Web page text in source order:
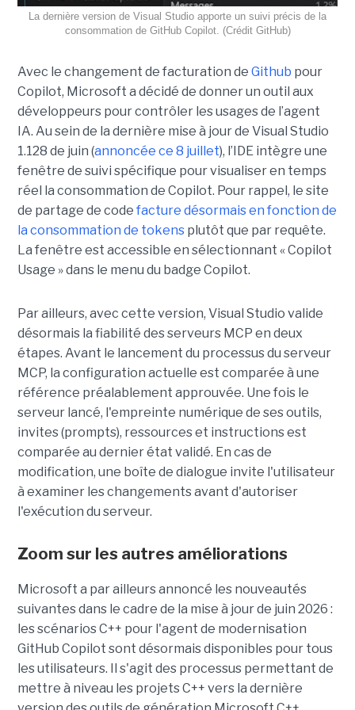
La dernière version de Visual Studio apporte un suivi précis de la
consommation de GitHub Copilot. (Crédit GitHub)
Avec le changement de facturation de Github pour
Copilot, Microsoft a décidé de donner un outil aux
développeurs pour contrôler les usages de l’agent
IA. Au sein de la dernière mise à jour de Visual Studio
1.128 de juin (annoncée ce 8 juillet), l’IDE intègre une
fenêtre de suivi spécifique pour visualiser en temps
réel la consommation de Copilot. Pour rappel, le site
de partage de code facture désormais en fonction de
la consommation de tokens plutôt que par requête.
La fenêtre est accessible en sélectionnant « Copilot
Usage » dans le menu du badge Copilot.
Par ailleurs, avec cette version, Visual Studio valide
désormais la fiabilité des serveurs MCP en deux
étapes. Avant le lancement du processus du serveur
MCP, la configuration actuelle est comparée à une
référence préalablement approuvée. Une fois le
serveur lancé, l'empreinte numérique de ses outils,
invites (prompts), ressources et instructions est
comparée au dernier état validé. En cas de
modification, une boîte de dialogue invite l'utilisateur
à examiner les changements avant d'autoriser
l'exécution du serveur.
Zoom sur les autres améliorations
Microsoft a par ailleurs annoncé les nouveautés
suivantes dans le cadre de la mise à jour de juin 2026 :
les scénarios C++ pour l'agent de modernisation
GitHub Copilot sont désormais disponibles pour tous
les utilisateurs. Il s'agit des processus permettant de
mettre à niveau les projets C++ vers la dernière